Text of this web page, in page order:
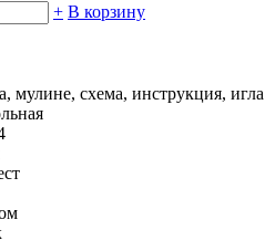
+ В корзину
мулине, схема, инструкция, игла